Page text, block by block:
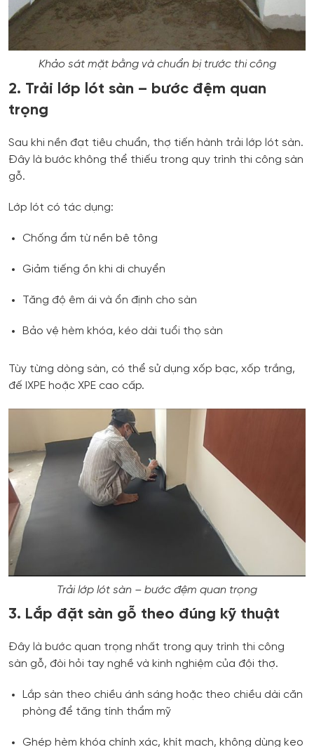
Khảo sát mặt bằng và chuẩn bị trước thi công
2. Trải lớp lót sàn – bước đệm quan
trọng
Sau khi nền đạt tiêu chuẩn, thợ tiến hành trải lớp lót sàn.
Đây là bước không thể thiếu trong quy trình thi công sàn
gỗ.
Lớp lót có tác dụng:
Chống ẩm từ nền bê tông
Giảm tiếng ồn khi di chuyển
Tăng độ êm ái và ổn định cho sàn
Bảo vệ hèm khóa, kéo dài tuổi thọ sàn
Tùy từng dòng sàn, có thể sử dụng xốp bạc, xốp trắng,
đế IXPE hoặc XPE cao cấp.
Trải lớp lót sàn – bước đệm quan trọng
3. Lắp đặt sàn gỗ theo đúng kỹ thuật
Đây là bước quan trọng nhất trong quy trình thi công
sàn gỗ, đòi hỏi tay nghề và kinh nghiệm của đội thợ.
Lắp sàn theo chiều ánh sáng hoặc theo chiều dài căn
phòng để tăng tính thẩm mỹ
Ghép hèm khóa chính xác, khít mạch, không dùng keo